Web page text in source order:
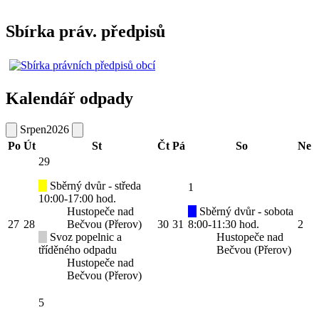
Sbírka práv. předpisů
Kalendář odpady
Srpen2026
Po Út St Čt Pá So Ne
27 28
29
Sběrný dvůr - středa
10:00-17:00 hod.
Hustopeče nad
Bečvou (Přerov)
Svoz popelnic a
tříděného odpadu
Hustopeče nad
Bečvou (Přerov)
30 31
1
Sběrný dvůr - sobota
8:00-11:30 hod.
Hustopeče nad
Bečvou (Přerov)
2
5